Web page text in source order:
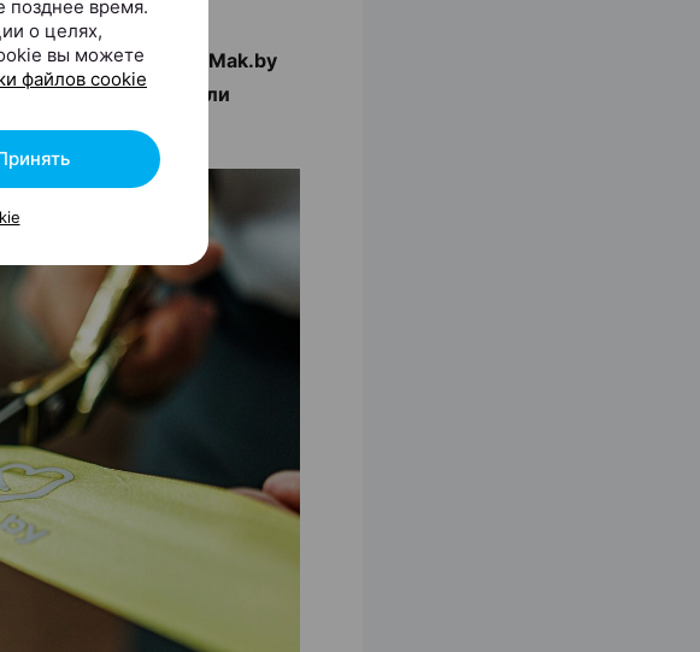
десерты и блюда Mak.by
они внутренним или
позднее время.
о целях,
вы можете
файлов cookie